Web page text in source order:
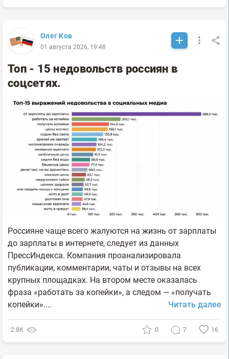
Олег Ков
01 августа 2026, 19:48
Топ - 15 недовольств россиян в
соцсетях.
Россияне чаще всего жалуются на жизнь от зарплаты
до зарплаты в интернете, следует из данных
ПрессИндекса. Компания проанализировала
публикации, комментарии, чаты и отзывы на всех
крупных площадках. На втором месте оказалась
фраза «работать за копейки», а следом — «получать
копейки»....
Читать далее
2.8К 0 7 16